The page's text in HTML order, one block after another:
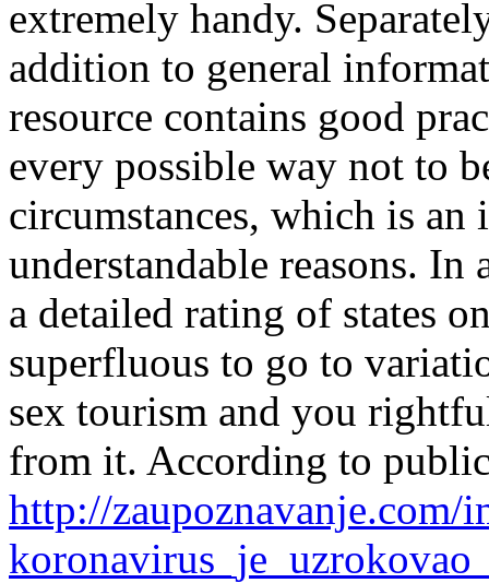
extremely handy.
addition to general
resource contains good
every possible way not to
circumstances, which is
understandable reasons.
a detailed rating of states
superfluous to go to
sex tourism and you
from it. According to
http://zaupoznavanje.com/